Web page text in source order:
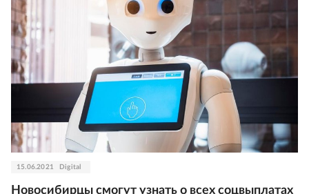
15.06.2021 Digital
Новосибирцы смогут узнать о всех соцвыплатах